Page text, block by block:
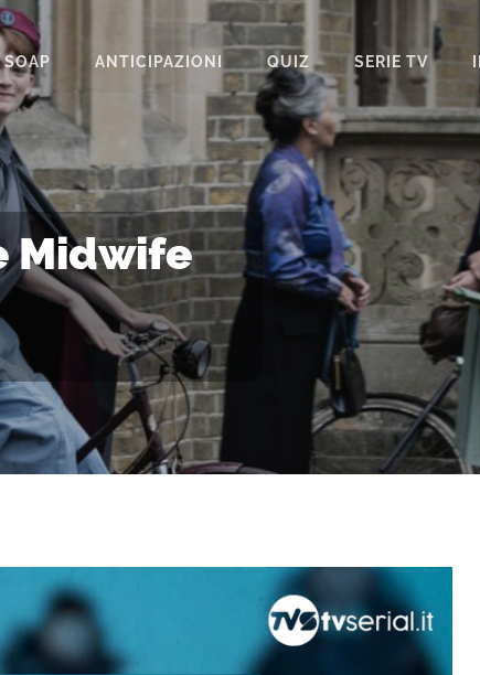
SOAP
BEAUTIFUL
IL PARADISO DELLE SIGNORE
LA PROMESSA
SEGRETI DI FAMIGLIA
TEMPESTA D’AMORE
UN POSTO AL SOLE
ANTICIPAZIONI QUIZ SERIE TV
Midwife